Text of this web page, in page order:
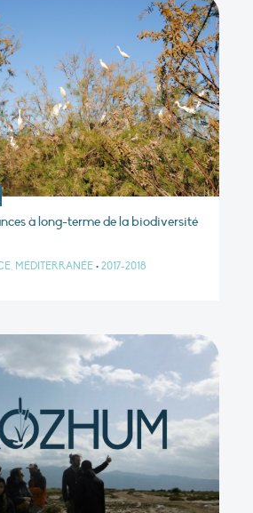
à long-terme de la biodiversité
MÉDITERRANÉE • 2017-2018